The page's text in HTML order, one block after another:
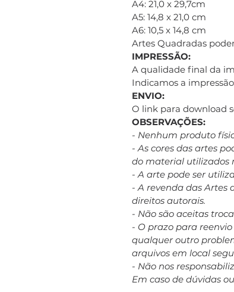
A4: 21,0 x 29,7cm
A5: 14,8 x 21,0 cm
A6: 10,5 x 14,8 cm
Artes Quadradas
IMPRESSÃO:
A qualidade final da
Indicamos a
ENVIO:
O link para download
OBSERVAÇÕES:
- Nenhum produto
- As cores das artes
do material utilizados
- A arte pode ser
- A revenda das
direitos autorais.
- Não são aceitas
- O prazo para
qualquer outro
arquivos em local
- Não nos
Em caso de dúvidas